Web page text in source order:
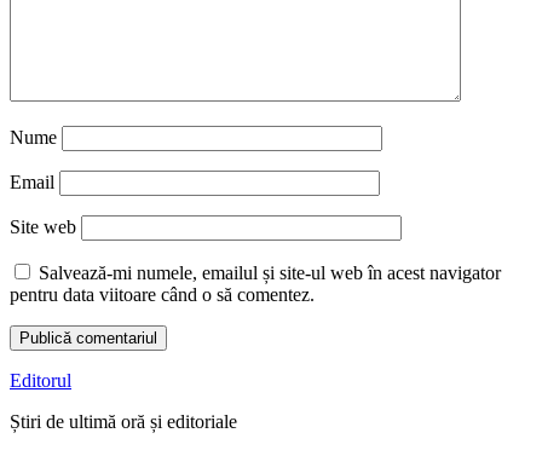
Nume
Email
Site web
Salvează-mi numele, emailul și site-ul web în acest navigator
pentru data viitoare când o să comentez.
Editorul
Știri de ultimă oră și editoriale